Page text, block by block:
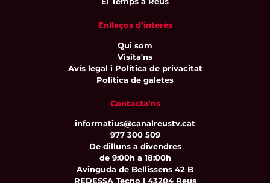
Enllaços d’interès
Qui som
Visita'ns
Avís legal i Política de privacitat
Política de galetes
Contacta’ns
informatius@canalreustv.cat
977 300 509
De dilluns a divendres
de 9:00h a 18:00h
Avinguda de Bellissens 42 B
REDESSA Tecno | 43204 Reus